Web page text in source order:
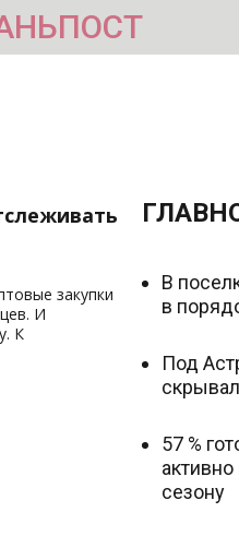
закупки
И
К
В
в
Под
57 %
сезону